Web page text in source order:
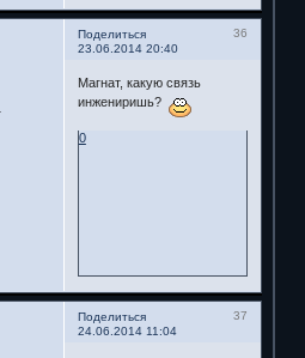
Поделиться
36
23.06.2014 20:40
Магнат, какую связь
инжениришь?
0
Поделиться
37
24.06.2014 11:04